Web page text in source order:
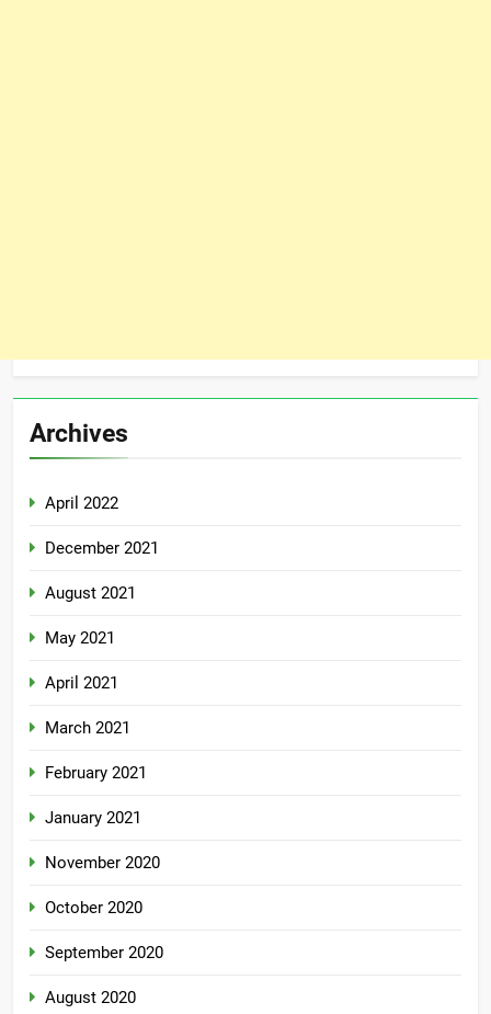
Archives
April 2022
December 2021
August 2021
May 2021
April 2021
March 2021
February 2021
January 2021
November 2020
October 2020
September 2020
August 2020